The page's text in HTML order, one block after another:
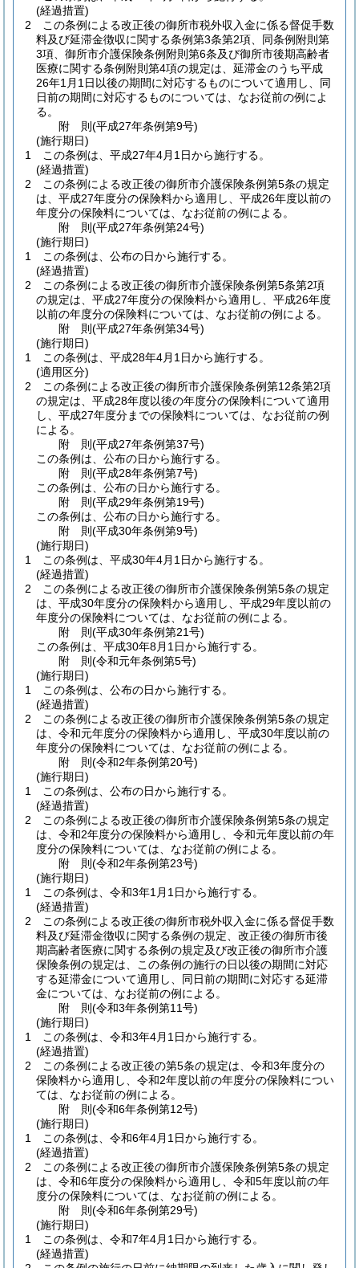
(経過措置)
2
この条例による改正後の御所市税外収入金に係る督促手数
料及び延滞金徴収に関する条例第3条第2項、同条例附則第
3項、御所市介護保険条例附則第6条及び御所市後期高齢者
医療に関する条例附則第4項の規定は、延滞金のうち平成
26年1月1日以後の期間に対応するものについて適用し、同
日前の期間に対応するものについては、なお従前の例によ
る。
附 則(平成27年条例第9号)
(施行期日)
1
この条例は、平成27年4月1日から施行する。
(経過措置)
2
この条例による改正後の御所市介護保険条例第5条の規定
は、平成27年度分の保険料から適用し、平成26年度以前の
年度分の保険料については、なお従前の例による。
附 則(平成27年条例第24号)
(施行期日)
1
この条例は、公布の日から施行する。
(経過措置)
2
この条例による改正後の御所市介護保険条例第5条第2項
の規定は、平成27年度分の保険料から適用し、平成26年度
以前の年度分の保険料については、なお従前の例による。
附 則(平成27年条例第34号)
(施行期日)
1
この条例は、平成28年4月1日から施行する。
(適用区分)
2
この条例による改正後の御所市介護保険条例第12条第2項
の規定は、平成28年度以後の年度分の保険料について適用
し、平成27年度分までの保険料については、なお従前の例
による。
附 則(平成27年条例第37号)
この条例は、公布の日から施行する。
附 則(平成28年条例第7号)
この条例は、公布の日から施行する。
附 則(平成29年条例第19号)
この条例は、公布の日から施行する。
附 則(平成30年条例第9号)
(施行期日)
1
この条例は、平成30年4月1日から施行する。
(経過措置)
2
この条例による改正後の御所市介護保険条例第5条の規定
は、平成30年度分の保険料から適用し、平成29年度以前の
年度分の保険料については、なお従前の例による。
附 則(平成30年条例第21号)
この条例は、平成30年8月1日から施行する。
附 則(令和元年条例第5号)
(施行期日)
1
この条例は、公布の日から施行する。
(経過措置)
2
この条例による改正後の御所市介護保険条例第5条の規定
は、令和元年度分の保険料から適用し、平成30年度以前の
年度分の保険料については、なお従前の例による。
附 則(令和2年条例第20号)
(施行期日)
1
この条例は、公布の日から施行する。
(経過措置)
2
この条例による改正後の御所市介護保険条例第5条の規定
は、令和2年度分の保険料から適用し、令和元年度以前の年
度分の保険料については、なお従前の例による。
附 則(令和2年条例第23号)
(施行期日)
1
この条例は、令和3年1月1日から施行する。
(経過措置)
2
この条例による改正後の御所市税外収入金に係る督促手数
料及び延滞金徴収に関する条例の規定、改正後の御所市後
期高齢者医療に関する条例の規定及び改正後の御所市介護
保険条例の規定は、この条例の施行の日以後の期間に対応
する延滞金について適用し、同日前の期間に対応する延滞
金については、なお従前の例による。
附 則(令和3年条例第11号)
(施行期日)
1
この条例は、令和3年4月1日から施行する。
(経過措置)
2
この条例による改正後の第5条の規定は、令和3年度分の
保険料から適用し、令和2年度以前の年度分の保険料につい
ては、なお従前の例による。
附 則(令和6年条例第12号)
(施行期日)
1
この条例は、令和6年4月1日から施行する。
(経過措置)
2
この条例による改正後の御所市介護保険条例第5条の規定
は、令和6年度分の保険料から適用し、令和5年度以前の年
度分の保険料については、なお従前の例による。
附 則(令和6年条例第29号)
(施行期日)
1
この条例は、令和7年4月1日から施行する。
(経過措置)